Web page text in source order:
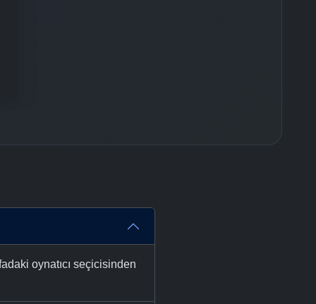
oynatıcı seçicisinden